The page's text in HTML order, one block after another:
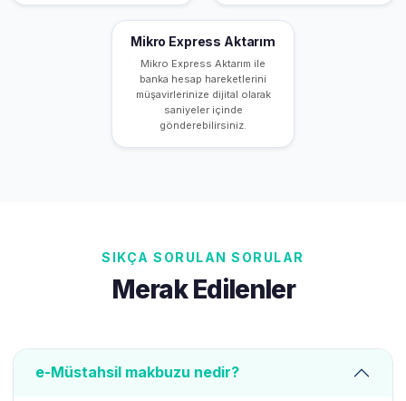
Mikro Express Aktarım
Mikro Express Aktarım ile
banka hesap hareketlerini
müşavirlerinize dijital olarak
saniyeler içinde
gönderebilirsiniz.
SIKÇA SORULAN SORULAR
Merak Edilenler
e-Müstahsil makbuzu nedir?